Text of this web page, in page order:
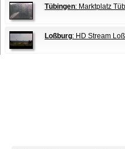
Tübingen: Marktplatz
Loßburg: HD Stream